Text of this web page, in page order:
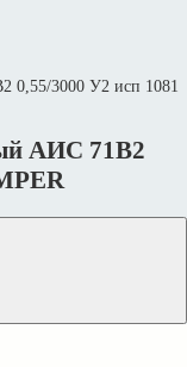
0,55/3000 У2 исп 1081
АИС 71В2